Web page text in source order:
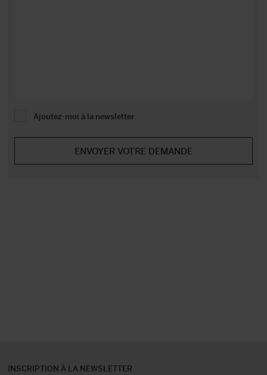
Ajoutez-moi à la newsletter
INSCRIPTION À LA NEWSLETTER